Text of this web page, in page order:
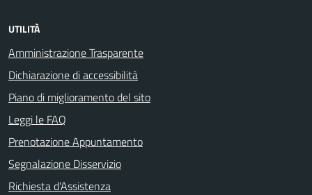
UTILITÀ
Amministrazione Trasparente
Dichiarazione di accessibilità
Piano di miglioramento del sito
Leggi le FAQ
Prenotazione Appuntamento
Segnalazione Disservizio
Richiesta d'Assistenza